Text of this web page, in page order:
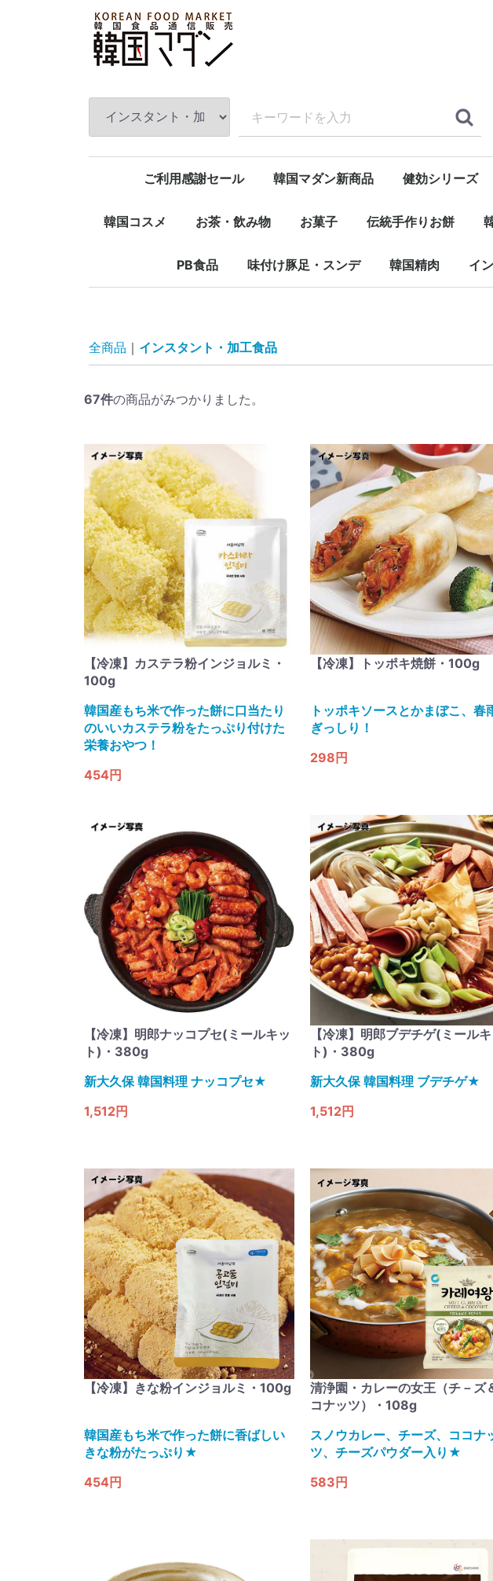
ご利用感謝セール 韓国マダン新商品 健効シリーズ
韓国コスメ
石鹸＆お風呂用品
ハンドクリーム
お茶・飲み物
コーヒー
お茶
蜂蜜入りお茶
飲料
お菓子
デザート
スナック
伝統手作りお餅
PB食品 味付け豚足・スンデ 韓国精肉 イ
全商品 インスタント・加工食品
67件の商品がみつかりました。
【冷凍】カステラ粉インジョルミ・
100g
韓国産もち米で作った餅に口当たり
のいいカステラ粉をたっぷり付けた
栄養おやつ！
454円
【冷凍】トッポキ焼餅・100g
トッポキソースとかまぼこ、春
ぎっしり！
298円
【冷凍】明郎ナッコプセ(ミールキッ
ト)・380g
新大久保 韓国料理 ナッコプセ​★
1,512円
【冷凍】明郎ブデチゲ(ミール
ト)・380g
新大久保 韓国料理 ブデチゲ★
1,512円
【冷凍】きな粉インジョルミ・100g
韓国産もち米で作った餅に香ばしい
きな粉がたっぷり★
454円
清浄園・カレーの女王（チ－ズ
コナッツ）・108g
スノウカレー、チーズ、ココナ
ツ、チーズパウダー入り★
583円